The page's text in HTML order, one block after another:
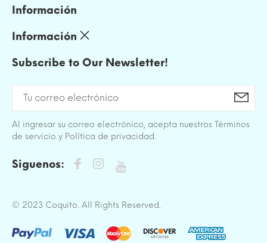
Información
Información
Subscribe to Our Newsletter!
Al ingresar su correo electrónico, acepta nuestros Términos
de servicio y Política de privacidad.
Siguenos:
© 2023 Coquito. All Rights Reserved.